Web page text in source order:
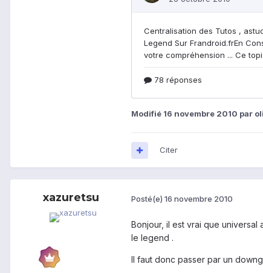
Modifié 16 novembre 2010 par
Citer
xazuretsu Posté(e) 16 novembre 2010
Bonjour, il est vrai que
le legend .
Il faut donc passer par un